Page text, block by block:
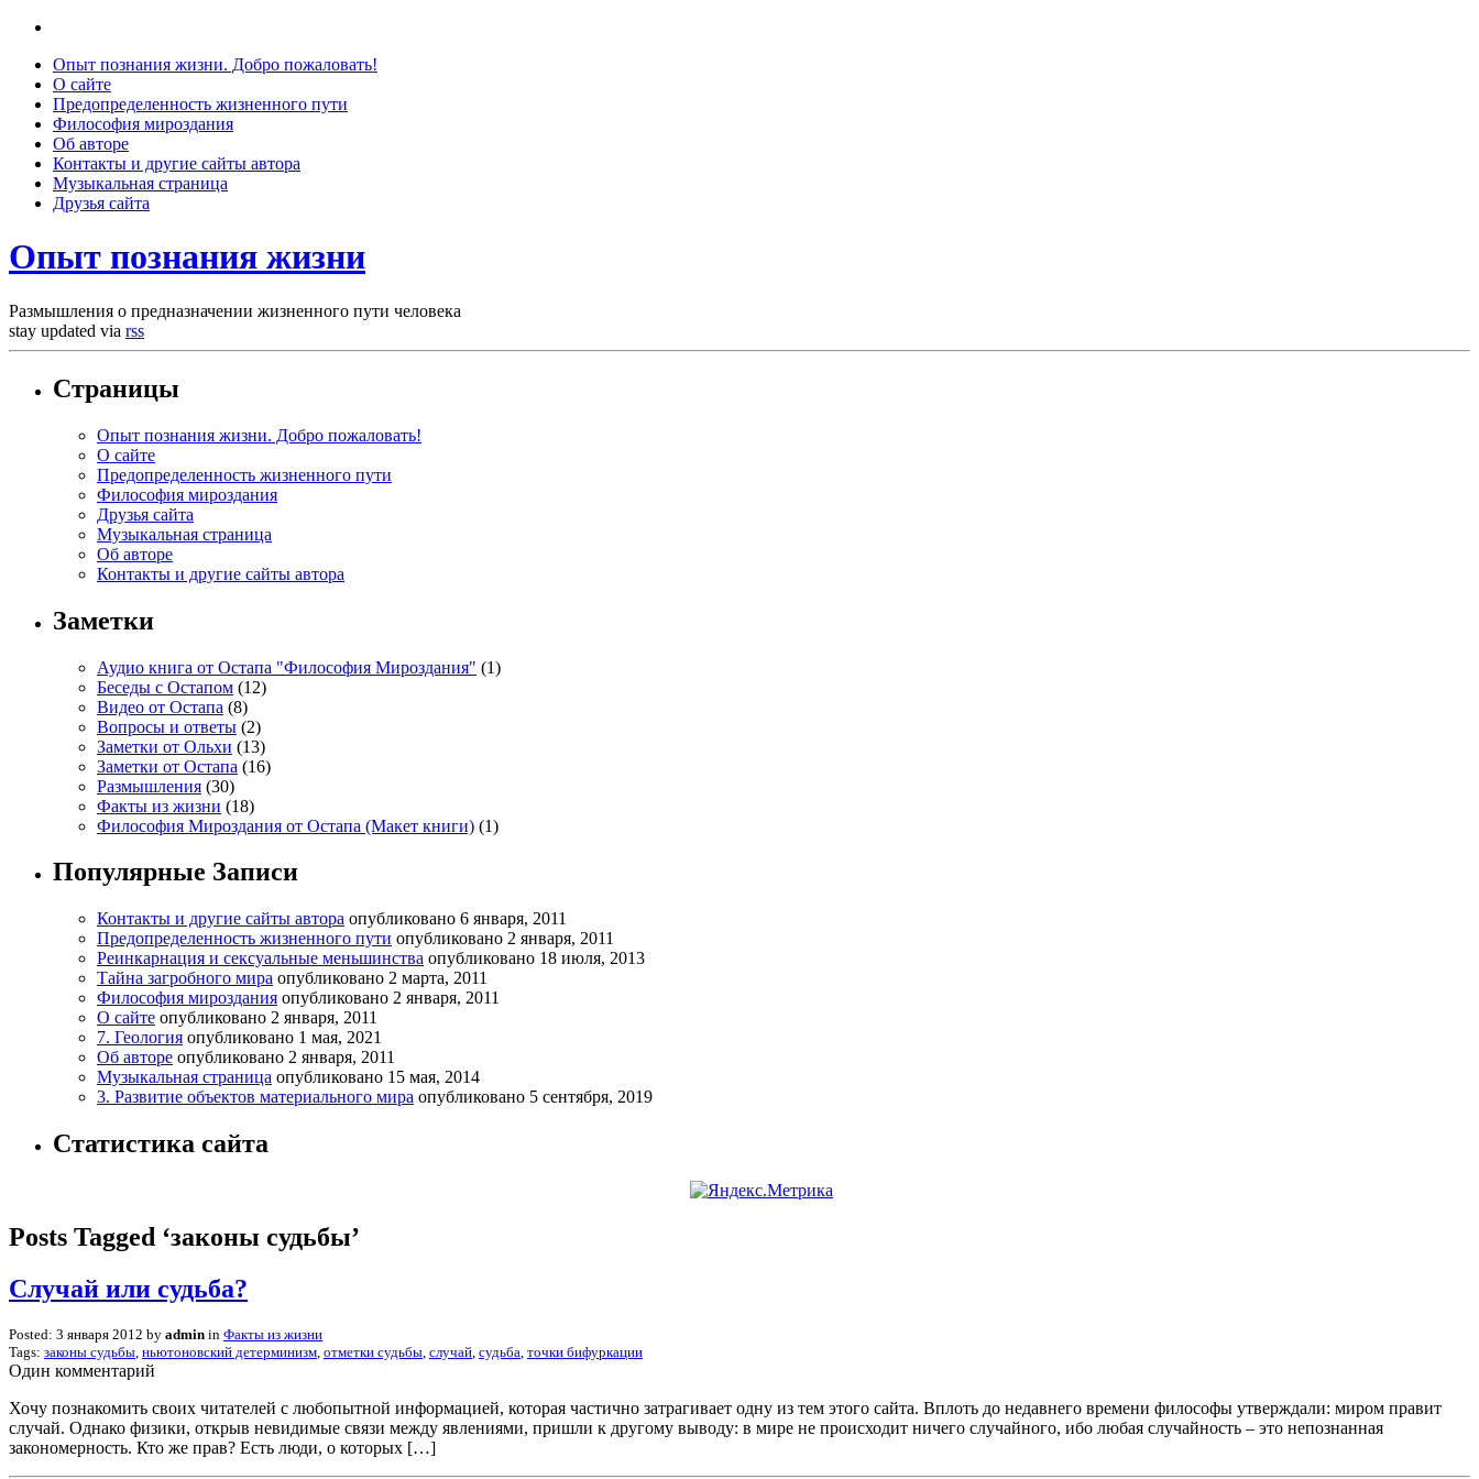
Опыт познания жизни. Добро пожаловать!
О сайте
Предопределенность жизненного пути
Философия мироздания
Об авторе
Контакты и другие сайты автора
Музыкальная страница
Друзья сайта
Опыт познания жизни
Размышления о предназначении жизненного пути человека
stay updated via rss
Страницы
Опыт познания жизни. Добро пожаловать!
О сайте
Предопределенность жизненного пути
Философия мироздания
Друзья сайта
Музыкальная страница
Об авторе
Контакты и другие сайты автора
Заметки
Аудио книга от Остапа "Философия Мироздания" (1)
Беседы с Остапом (12)
Видео от Остапа (8)
Вопросы и ответы (2)
Заметки от Ольхи (13)
Заметки от Остапа (16)
Размышления (30)
Факты из жизни (18)
Философия Мироздания от Остапа (Макет книги) (1)
Популярные Записи
Контакты и другие сайты автора опубликовано 6 января, 2011
Предопределенность жизненного пути опубликовано 2 января, 2011
Реинкарнация и сексуальные меньшинства опубликовано 18 июля, 2013
Тайна загробного мира опубликовано 2 марта, 2011
Философия мироздания опубликовано 2 января, 2011
О сайте опубликовано 2 января, 2011
7. Геология опубликовано 1 мая, 2021
Об авторе опубликовано 2 января, 2011
Музыкальная страница опубликовано 15 мая, 2014
3. Развитие объектов материального мира опубликовано 5 сентября, 2019
Статистика сайта
Posts Tagged ‘законы судьбы’
Случай или судьба?
Posted: 3 января 2012 by admin in Факты из жизни
Tags: законы судьбы ньютоновский детерминизм отметки судьбы случай судьба точки бифуркации
Один комментарий
Хочу познакомить своих читателей с любопытной информацией, которая частично затрагивает одну из тем этого сайта. Вплоть до недавнего времени философы утверждали: миром правит
случай. Однако физики, открыв невидимые связи между явлениями, пришли к другому выводу: в мире не происходит ничего случайного, ибо любая случайность – это непознанная
закономерность. Кто же прав? Есть люди, о которых […]